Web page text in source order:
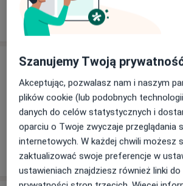
Pokaż więcej
Usługi i ceny
Konsultacja kardiologiczna
Od 240 zł Szczegóły
W jaki sposób ustalane są ceny?
Szanujemy Twoją
Akceptując, pozwalasz nam i naszym
plików cookie (lub podobnych
danych do celów statystycznych i
oparciu o Twoje zwyczaje przeglądania
internetowych. W każdej chwili możesz
zaktualizować swoje preferencje w
ustawieniach znajdziesz również linki